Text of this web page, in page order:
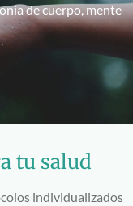
de cuerpo, mente
tu salud
individualizados